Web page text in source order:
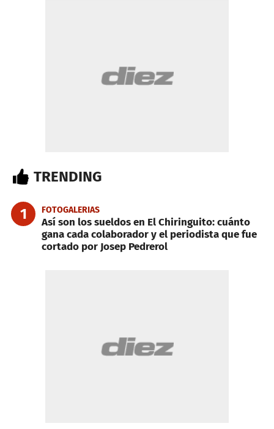
TRENDING
1 FOTOGALERIAS
Así son los sueldos en El Chiringuito: cuánto
gana cada colaborador y el periodista que fue
cortado por Josep Pedrerol